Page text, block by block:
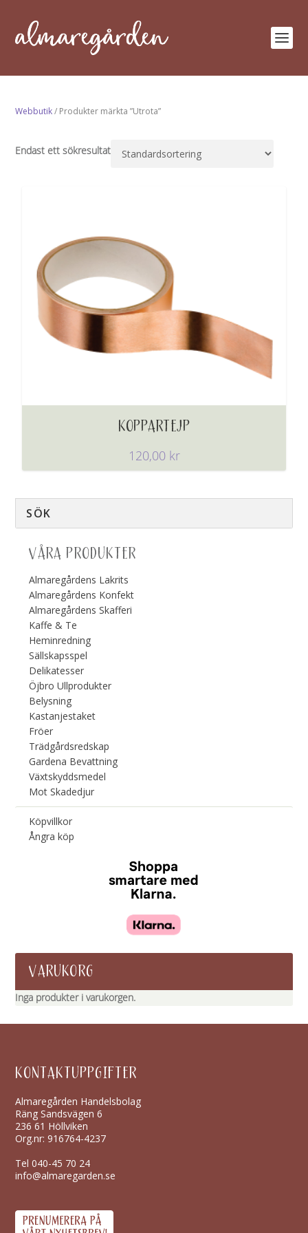
Webbutik/ Produkter märkta ”Utrota”
Endast ett sökresultat
KOPPARTEJP
120,00 kr
VÅRA PRODUKTER
Almaregårdens Lakrits
Almaregårdens Konfekt
Almaregårdens Skafferi
Kaffe & Te
Heminredning
Sällskapsspel
Delikatesser
Öjbro Ullprodukter
Belysning
Kastanjestaket
Fröer
Trädgårdsredskap
Gardena Bevattning
Växtskyddsmedel
Mot Skadedjur
Köpvillkor
Ångra köp
VARUKORG
Inga produkter i varukorgen.
KONTAKTUPPGIFTER
Almaregården Handelsbolag
Räng Sandsvägen 6
236 61 Höllviken
Org.nr: 916764-4237
Tel040-45 70 24
info@almaregarden.se